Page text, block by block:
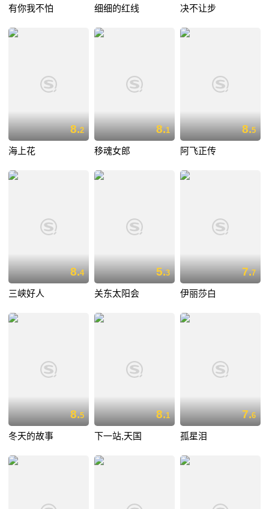
有你我不怕 细细的红线 决不让步
8.2
海上花
8.1
移魂女郎
8.5
阿飞正传
8.4
三峡好人
5.3
关东太阳会
7.7
伊丽莎白
8.5
冬天的故事
8.1
下一站,天国
7.6
孤星泪